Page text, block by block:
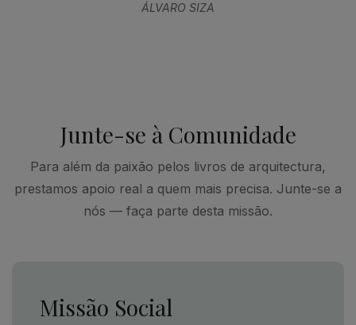
ÁLVARO SIZA
Junte-se à Comunidade
Para além da paixão pelos livros de arquitectura,
prestamos apoio real a quem mais precisa. Junte-se a
nós — faça parte desta missão.
Missão Social